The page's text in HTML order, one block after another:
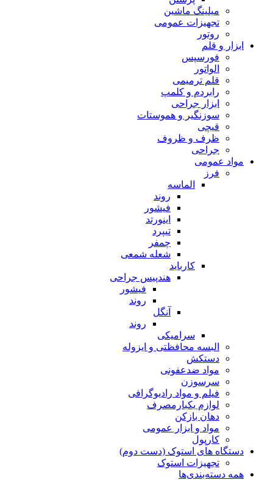
میلینگ ماشین
تجهیزات عمومی
روتور
ابزار و قلم
فورسپس
الواتور
قلم ترمیمی
رابردم و کلمپ
ابزار جراحی
سوزنگیر و هموستات
قیچی
ظرف و ظروف
جراحی
مواد عمومی
فرز
الماسه
روند
فیشور
اینورتد
تیپرد
چمفر
شعله شمعی
کارباید
هندپیس جراحی
فیشور
روند
آنگل
روند
سرامیکی
البسه محافظتی و ایزوله
دستکش
مواد ضدعفونی
سرسوزن
فیلم و مواد رادیوگرافی
لوازم یکبارمصرف
دهان بازکن
مواد و ابزار عمومی
کارپول
دستگاه های استوک (دست دوم)
تجهیزات استوک
همه دسته‌بندی‌ها